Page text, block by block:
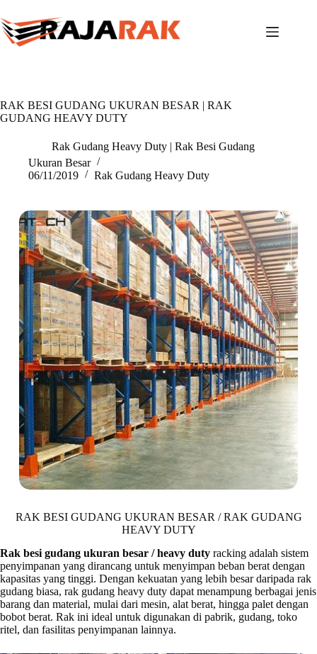
to
content
RAK BESI GUDANG UKURAN BESAR | RAK
GUDANG HEAVY DUTY
Rak Gudang Heavy Duty | Rak Besi Gudang
Ukuran Besar
06/11/2019
Rak Gudang Heavy Duty
RAK BESI GUDANG UKURAN BESAR / RAK GUDANG
HEAVY DUTY
Rak besi gudang ukuran besar / heavy duty racking adalah sistem
penyimpanan yang dirancang untuk menyimpan beban berat dengan
kapasitas yang tinggi. Dengan kekuatan yang lebih besar daripada rak
gudang biasa, rak gudang heavy duty dapat menampung berbagai jenis
barang dan material, mulai dari mesin, alat berat, hingga palet dengan
bobot berat. Rak ini ideal untuk digunakan di pabrik, gudang, toko
ritel, dan fasilitas penyimpanan lainnya.